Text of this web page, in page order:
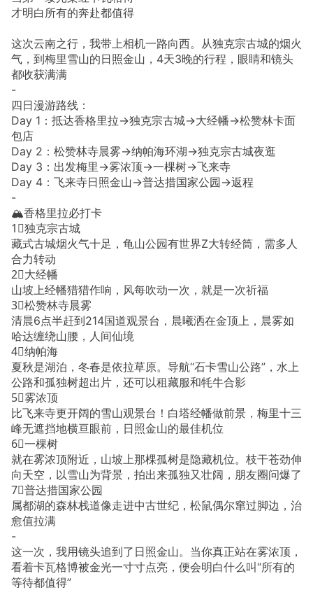
才明白所有的奔赴都值得
这次云南之行，我带上相机一路向西。从独克宗古城的烟火
气，到梅里雪山的日照金山，4天3晚的行程，眼睛和镜头
都收获满满
-
四日漫游路线：
Day 1：抵达香格里拉→独克宗古城→大经幡→松赞林卡面
包店
Day 2：松赞林寺晨雾→纳帕海环湖→独克宗古城夜逛
Day 3：出发梅里→雾浓顶→一棵树→飞来寺
Day 4：飞来寺日照金山→普达措国家公园→返程
-
🏔️香格里拉必打卡
1⃣️独克宗古城
藏式古城烟火气十足，龟山公园有世界Z大转经筒，需多人
合力转动
2⃣️大经幡
山坡上经幡猎猎作响，风每吹动一次，就是一次祈福
3⃣️松赞林寺晨雾
清晨6点半赶到214国道观景台，晨曦洒在金顶上，晨雾如
哈达缠绕山腰，人间仙境
4⃣️纳帕海
夏秋是湖泊，冬春是依拉草原。导航“石卡雪山公路”，水上
公路和孤独树超出片，还可以租藏服和牦牛合影
5⃣️雾浓顶
比飞来寺更开阔的雪山观景台！白塔经幡做前景，梅里十三
峰无遮挡地横亘眼前，日照金山的最佳机位
6⃣️一棵树
就在雾浓顶附近，山坡上那棵孤树是隐藏机位。枝干苍劲伸
向天空，以雪山为背景，拍出来孤独又壮阔，朋友圈问爆了
7⃣️普达措国家公园
属都湖的森林栈道像走进中古世纪，松鼠偶尔窜过脚边，治
愈值拉满
-
这一次，我用镜头追到了日照金山。当你真正站在雾浓顶，
看着卡瓦格博被金光一寸寸点亮，便会明白什么叫“所有的
等待都值得”